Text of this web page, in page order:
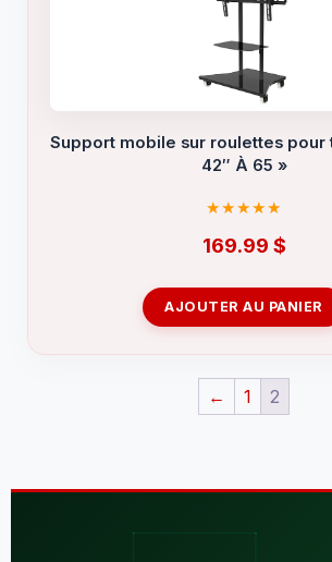
Support mobile sur roulettes pour
42″ À 65 »
169.99 $
AJOUTER AU PANIER
← 1 2